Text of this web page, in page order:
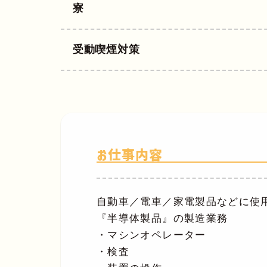
寮
受動喫煙対策
お仕事内容
自動車／電車／家電製品などに使
『半導体製品』の製造業務
・マシンオペレーター
・検査